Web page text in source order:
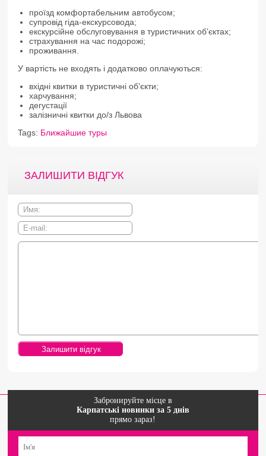
проїзд комфортабельним автобусом;
супровід гіда-екскурсовода;
екскурсійне обслуговування в туристичних об’єктах;
страхування на час подорожі;
проживання.
У вартість не входять і додатково оплачуються:
вхідні квитки в туристичні об’єкти;
харчування;
дегустації
залізничні квитки до/з Львова
Tags: Ближайшие туры
ЗАЛИШИТИ ВІДГУК
Забронируйте місце в
Карпатські новинки за 5 днів
прямо зараз!